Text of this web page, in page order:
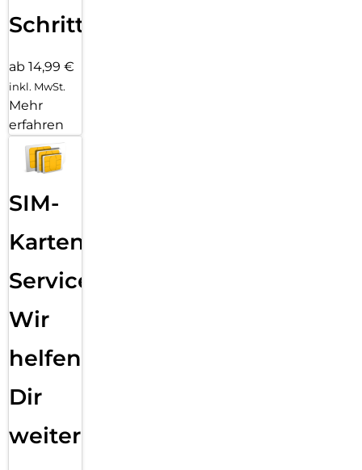
Schritten
ab 14,99 €
inkl. MwSt.
Mehr
erfahren
SIM-
Karten
Service:
Wir
helfen
Dir
weiter